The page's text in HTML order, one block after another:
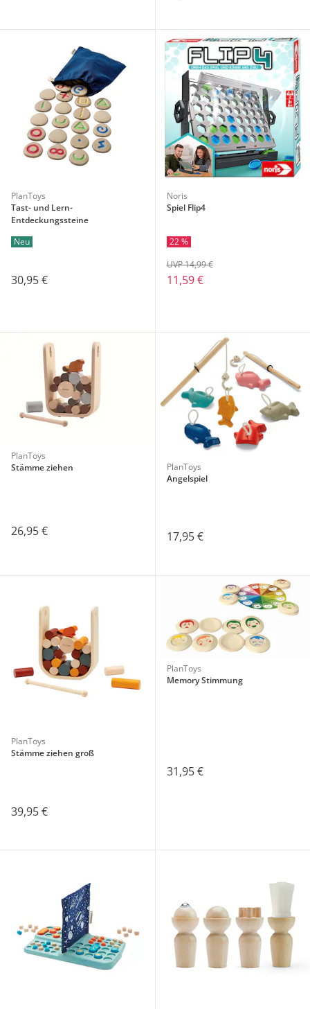
PlanToys
Tast- und Lern-
Entdeckungssteine
Neu
30,95 €
Noris
Spiel Flip4
22 %
11,59 €
UVP 14,99 €
PlanToys
Stämme ziehen
26,95 €
PlanToys
Angelspiel
17,95 €
PlanToys
Stämme ziehen groß
39,95 €
PlanToys
Memory Stimmung
31,95 €